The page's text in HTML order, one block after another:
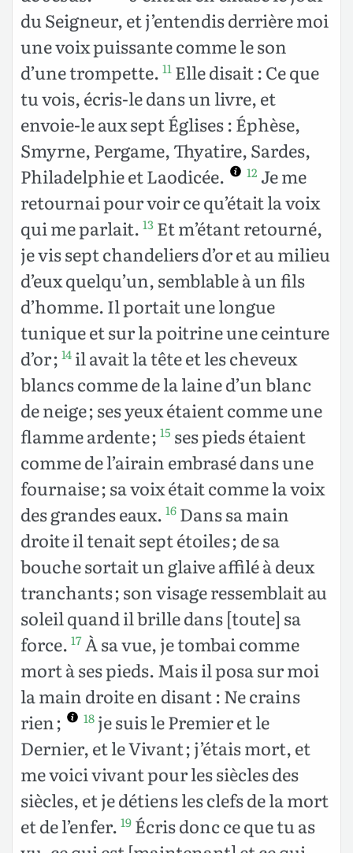
du Seigneur, et j’entendis derrière moi
une voix puissante comme le son
d’une trompette. 11 Elle disait : Ce que
tu vois, écris-le dans un livre, et
envoie-le aux sept Églises : Éphèse,
Smyrne, Pergame, Thyatire, Sardes,
Philadelphie et Laodicée.
12 Je me
retournai pour voir ce qu’était la voix
qui me parlait. 13 Et m’étant retourné,
je vis sept chandeliers d’or et au milieu
d’eux quelqu’un, semblable à un fils
d’homme. Il portait une longue
tunique et sur la poitrine une ceinture
d’or ; 14il avait la tête et les cheveux
blancs comme de la laine d’un blanc
de neige ; ses yeux étaient comme une
flamme ardente ; 15 ses pieds étaient
comme de l’airain embrasé dans une
fournaise ; sa voix était comme la voix
des grandes eaux. 16 Dans sa main
droite il tenait sept étoiles ; de sa
bouche sortait un glaive affilé à deux
tranchants ; son visage ressemblait au
soleil quand il brille dans [toute] sa
force. 17À sa vue, je tombai comme
mort à ses pieds. Mais il posa sur moi
la main droite en disant : Ne crains
rien ;
18 je suis le Premier et le
Dernier, et le Vivant ; j’étais mort, et
me voici vivant pour les siècles des
siècles, et je détiens les clefs de la mort
et de l’enfer. 19 Écris donc ce que tu as